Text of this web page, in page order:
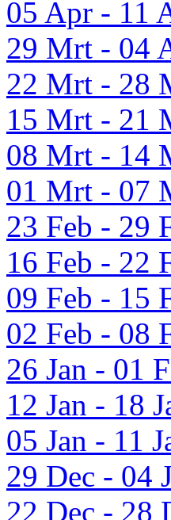
05 Apr - 11
29 Mrt - 04
22 Mrt - 28
15 Mrt - 21
08 Mrt - 14
01 Mrt - 07
23 Feb - 29
16 Feb - 22
09 Feb - 15
02 Feb - 08
26 Jan - 01
12 Jan - 18
05 Jan - 11
29 Dec - 04
22 Dec - 28